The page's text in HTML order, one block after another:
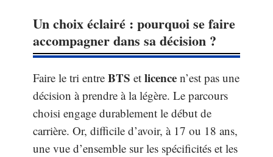
Un choix éclairé : pourquoi se faire
accompagner dans sa décision ?
Faire le tri entre BTS et licence n’est pas une
décision à prendre à la légère. Le parcours
choisi engage durablement le début de
carrière. Or, difficile d’avoir, à 17 ou 18 ans,
une vue d’ensemble sur les spécificités et les